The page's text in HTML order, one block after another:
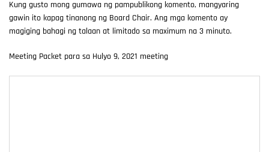
Kung gusto mong gumawa ng pampublikong komento, mangyaring
gawin ito kapag tinanong ng Board Chair. Ang mga komento ay
magiging bahagi ng talaan at limitado sa maximum na 3 minuto.
Meeting Packet para sa Hulyo 9, 2021 meeting